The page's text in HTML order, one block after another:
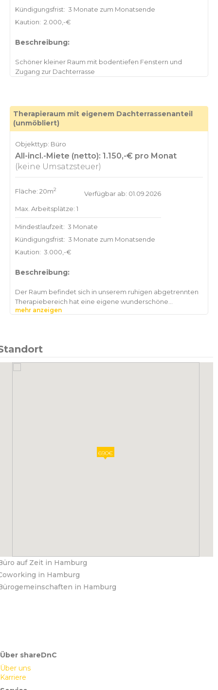
Kündigungsfrist: 3 Monate zum Monatsende
Kaution: 2.000,-€
Beschreibung:
Schöner kleiner Raum mit bodentiefen Fenstern und
Therapieraum mit eigenem Dachterrassenanteil
(unmöbliert)
Objekttyp: Büro
All-incl.-Miete (netto): 1.150,-€ pro Monat
(keine Umsatzsteuer)
Fläche: 20m2
Max. Arbeitsplätze: 1
Verfügbar ab: 01.09.2026
Mindestlaufzeit: 3 Monate
Kündigungsfrist: 3 Monate zum Monatsende
Kaution: 3.000,-€
Beschreibung:
Der Raum befindet sich in unserem ruhigen abgetrennten
Therapiebereich hat eine eigene wunderschöne
Dachterrasse mit traumhaftem Blick. Er ist besonders
mehr anzeigen
690€
auf Zeit in Hamburg
in Hamburg
in Hamburg
Über shareDnC
Über uns
Karriere